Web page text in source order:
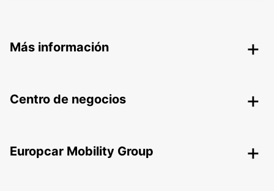
Más información
Centro de negocios
Europcar Mobility Group